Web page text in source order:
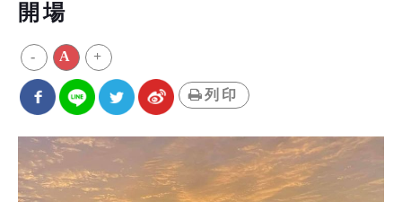
開場
- A +
列印